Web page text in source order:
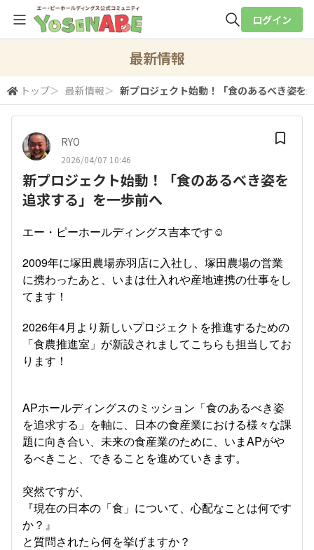
検索
ログイン
最新情報
トップ＞ 最新情報＞ 新プロジェクト始動！「食のあるべき姿を
RYO
2026/04/07 10:46
新プロジェクト始動！「食のあるべき姿を
追求する」を一歩前へ
エー・ピーホールディングス吉本です☺
2009年に塚田農場赤羽店に入社し、塚田農場の営業
に携わったあと、いまは仕入れや産地連携の仕事をし
てます！
2026年4月より新しいプロジェクトを推進するための
「食農推進室」が新設されましてこちらも担当してお
ります！
APホールディングスのミッション「食のあるべき姿
を追求する」を軸に、日本の食産業における様々な課
題に向き合い、未来の食産業のために、いまAPがや
るべきこと、できることを進めていきます。
突然ですが、
『現在の日本の「食」について、心配なことは何です
か？』
と質問されたら何を挙げますか？